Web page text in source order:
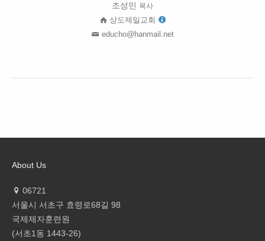
조성민 목사
상도제일교회
educho@hanmail.net
About Us
06721
서울시 서초구 효령로68길 98
국제제자훈련원
(서초1동 1443-26)